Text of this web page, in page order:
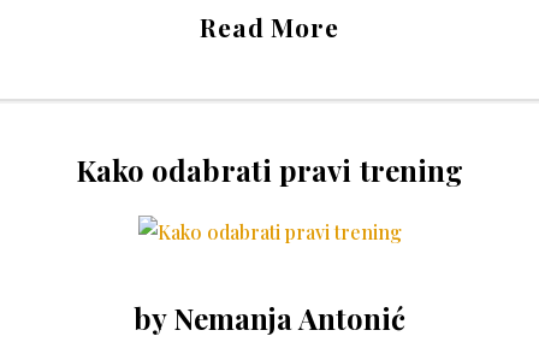
Read More
Kako odabrati pravi trening
byNemanja Antonić